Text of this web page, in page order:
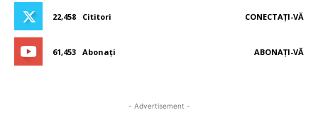
22,458 Cititori CONECTAȚI-VĂ
61,453 Abonați ABONAȚI-VĂ
- Advertisement -